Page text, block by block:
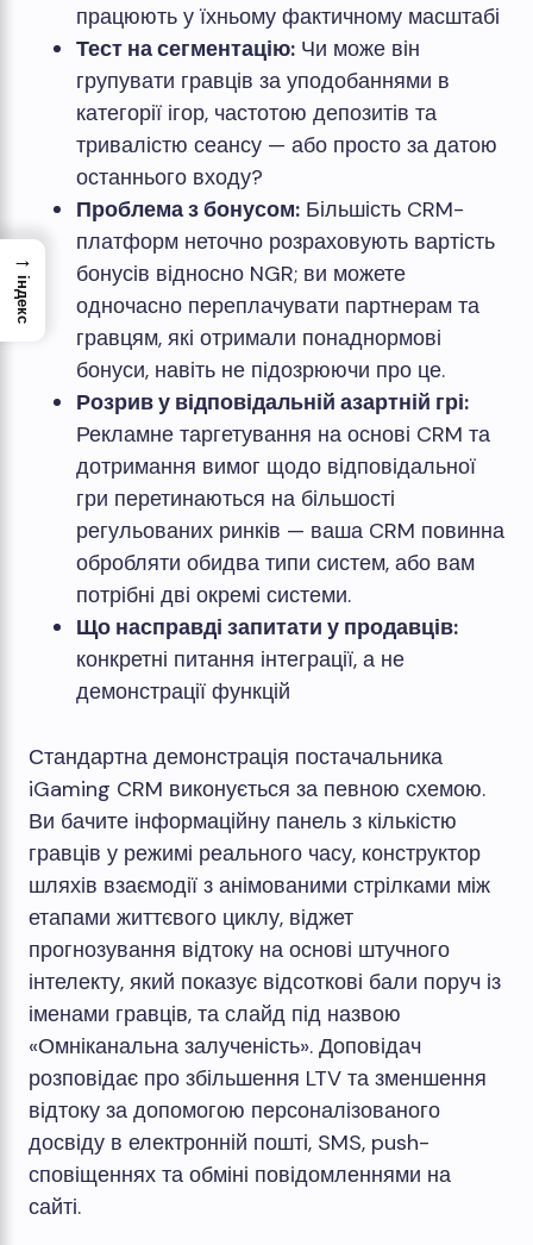
працюють у їхньому фактичному масштабі
Тест на сегментацію: Чи може він
групувати гравців за уподобаннями в
категорії ігор, частотою депозитів та
тривалістю сеансу — або просто за датою
останнього входу?
Проблема з бонусом: Більшість CRM-
платформ неточно розраховують вартість
бонусів відносно NGR; ви можете
одночасно переплачувати партнерам та
гравцям, які отримали понаднормові
бонуси, навіть не підозрюючи про це.
Розрив у відповідальній азартній грі:
Рекламне таргетування на основі CRM та
дотримання вимог щодо відповідальної
гри перетинаються на більшості
регульованих ринків — ваша CRM повинна
обробляти обидва типи систем, або вам
потрібні дві окремі системи.
Що насправді запитати у продавців:
конкретні питання інтеграції, а не
демонстрації функцій
Стандартна демонстрація постачальника
iGaming CRM виконується за певною схемою.
Ви бачите інформаційну панель з кількістю
гравців у режимі реального часу, конструктор
шляхів взаємодії з анімованими стрілками між
етапами життєвого циклу, віджет
прогнозування відтоку на основі штучного
інтелекту, який показує відсоткові бали поруч із
іменами гравців, та слайд під назвою
«Омніканальна залученість». Доповідач
розповідає про збільшення LTV та зменшення
відтоку за допомогою персоналізованого
досвіду в електронній пошті, SMS, push-
сповіщеннях та обміні повідомленнями на
сайті.
→
індекс